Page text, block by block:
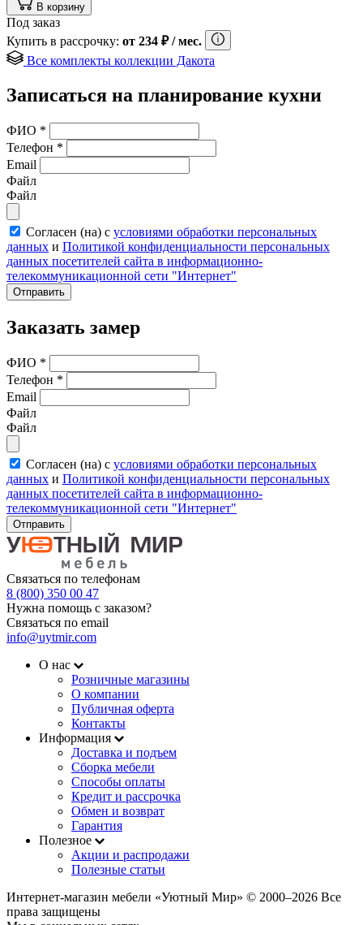
В корзину
Под заказ
Купить в рассрочку: от 234 ₽/ мес.
Все комплекты коллекции Дакота
Записаться на планирование кухни
ФИО *
Телефон *
Email
Файл
Файл
Согласен (на) с условиями обработки персональных
данных и Политикой конфиденциальности персональных
данных посетителей сайта в информационно-
телекоммуникационной сети "Интернет"
Отправить
Заказать замер
ФИО *
Телефон *
Email
Файл
Файл
Согласен (на) с условиями обработки персональных
данных и Политикой конфиденциальности персональных
данных посетителей сайта в информационно-
телекоммуникационной сети "Интернет"
Отправить
Связаться по телефонам
8 (800) 350 00 47
Нужна помощь с заказом?
Связаться по email
info@uytmir.com
О нас
Розничные магазины
О компании
Публичная оферта
Контакты
Информация
Доставка и подъем
Сборка мебели
Способы оплаты
Кредит и рассрочка
Обмен и возврат
Гарантия
Полезное
Акции и распродажи
Полезные статьи
Интернет-магазин мебели «Уютный Мир» © 2000‒2026 Все
права защищены